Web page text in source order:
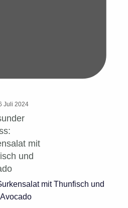
Juli 2024
mit Thunfisch und
Avocado